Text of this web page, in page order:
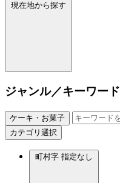
現在地から探す
ジャンル／キーワード
ケーキ・お菓子
カテゴリ選択
町村字 指定なし